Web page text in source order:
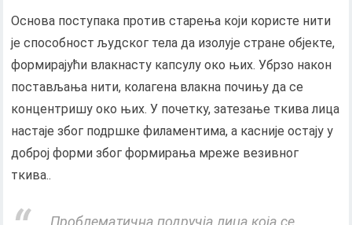
Основа поступака против старења који користе нити
је способност људског тела да изолује стране објекте,
формирајући влакнасту капсулу око њих. Убрзо након
постављања нити, колагена влакна почињу да се
концентришу око њих. У почетку, затезање ткива лица
настаје због подршке филаментима, а касније остају у
доброј форми због формирања мреже везивног
ткива..